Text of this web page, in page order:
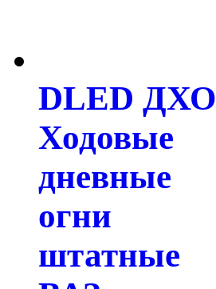
DLED ДХО
Ходовые
дневные
огни
штатные